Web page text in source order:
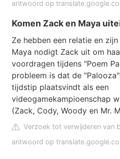
antwoord op
Komen Zack en Maya
Ze hebben een relatie en
Maya nodigt Zack uit om
voordragen tijdens "Poem
probleem is dat de
tijdstip plaatsvindt als een
videogamekampioenschap
(Zack, Cody, Woody en Mr.
Verzoek tot verwijderen van
antwoord op